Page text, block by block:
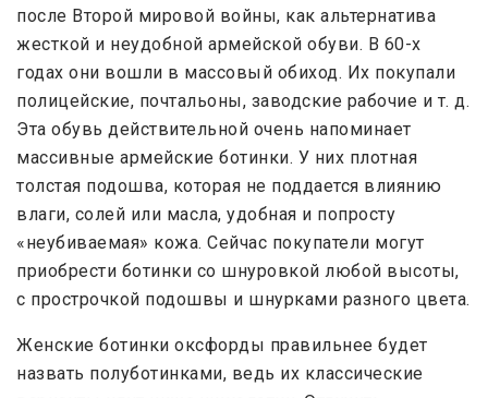
после Второй мировой войны, как альтернатива
жесткой и неудобной армейской обуви. В 60-х
годах они вошли в массовый обиход. Их покупали
полицейские, почтальоны, заводские рабочие и т. д.
Эта обувь действительной очень напоминает
массивные армейские ботинки. У них плотная
толстая подошва, которая не поддается влиянию
влаги, солей или масла, удобная и попросту
«неубиваемая» кожа. Сейчас покупатели могут
приобрести ботинки со шнуровкой любой высоты,
с прострочкой подошвы и шнурками разного цвета.
Женские ботинки оксфорды правильнее будет
назвать полуботинками, ведь их классические